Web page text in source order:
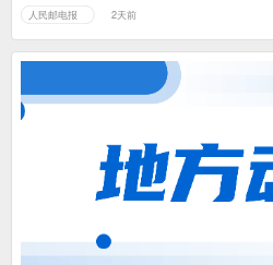
人民邮电报 2天前